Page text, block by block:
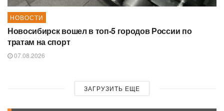
НОВОСТИ
Новосибирск вошел в топ-5 городов России по
тратам на спорт
07.08.2026
ЗАГРУЗИТЬ ЕЩЕ